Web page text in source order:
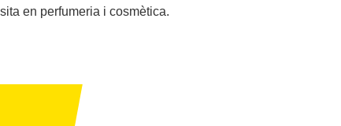
en perfumeria i cosmètica.